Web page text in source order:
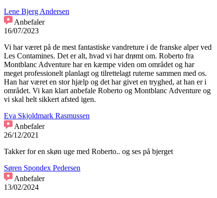
Lene Bjerg Andersen
Anbefaler
16/07/2023
Vi har været på de mest fantastiske vandreture i de franske alper ved
Les Contamines. Det er alt, hvad vi har drømt om. Roberto fra
Montblanc Adventure har en kæmpe viden om området og har
meget professionelt planlagt og tilrettelagt ruterne sammen med os.
Han har været en stor hjælp og det har givet en tryghed, at han er i
området. Vi kan klart anbefale Roberto og Montblanc Adventure og
vi skal helt sikkert afsted igen.
Eva Skjoldmark Rasmussen
Anbefaler
26/12/2021
Takker for en skøn uge med Roberto.. og ses på bjerget
Søren Spondex Pedersen
Anbefaler
13/02/2024